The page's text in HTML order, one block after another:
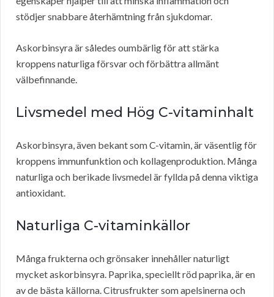
stödjer snabbare återhämtning från sjukdomar.
Askorbinsyra är således oumbärlig för att stärka
kroppens naturliga försvar och förbättra allmänt
välbefinnande.
Livsmedel med Hög C-vitaminhalt
Askorbinsyra, även bekant som C-vitamin, är väsentlig för
kroppens immunfunktion och kollagenproduktion. Många
naturliga och berikade livsmedel är fyllda på denna viktiga
antioxidant.
Naturliga C-vitaminkällor
Många frukterna och grönsaker innehåller naturligt
mycket askorbinsyra. Paprika, speciellt röd paprika, är en
av de bästa källorna. Citrusfrukter som apelsinerna och